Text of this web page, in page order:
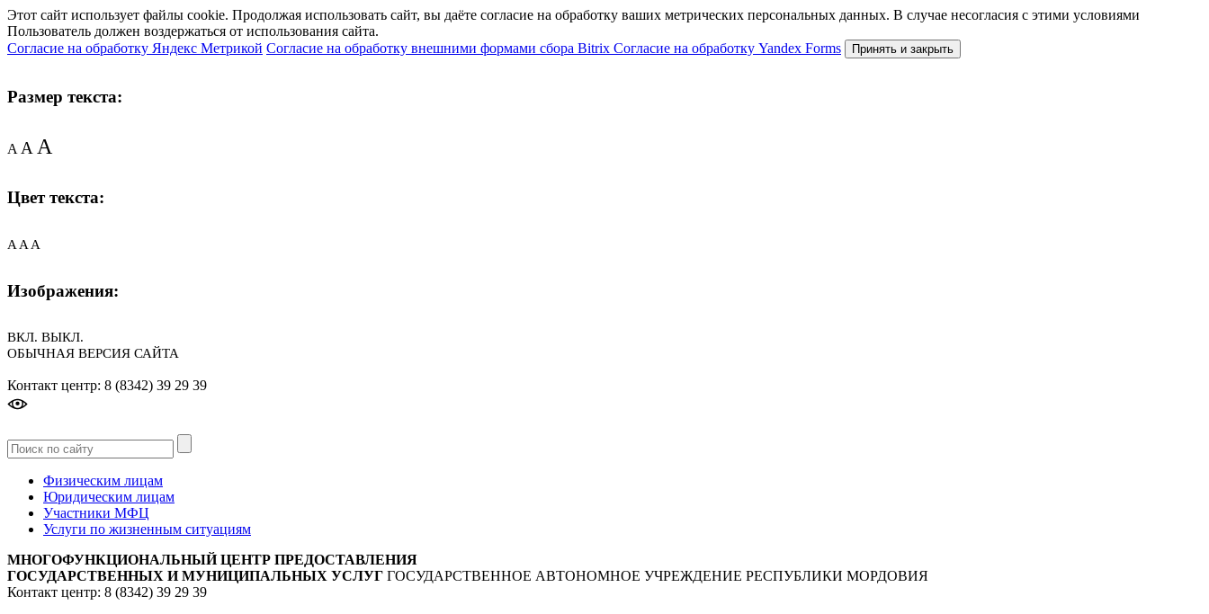
Этот сайт использует файлы cookie. Продолжая использовать сайт, вы даёте согласие на обработку ваших метрических персональных данных. В случае несогласия с этими условиями
Пользователь должен воздержаться от использования сайта.
Согласие на обработку Яндекс Метрикой Согласие на обработку внешними формами сбора Bitrix Согласие на обработку Yandex Forms Принять и закрыть
Размер текста:
AAA
Цвет текста:
A A A
Изображения:
ВКЛ. ВЫКЛ.
ОБЫЧНАЯ ВЕРСИЯ САЙТА
Контакт центр: 8 (8342) 39 29 39
Физическим лицам
Юридическим лицам
Участники МФЦ
Услуги по жизненным ситуациям
МНОГОФУНКЦИОНАЛЬНЫЙ ЦЕНТР ПРЕДОСТАВЛЕНИЯ
ГОСУДАРСТВЕННЫХ И МУНИЦИПАЛЬНЫХ УСЛУГ ГОСУДАРСТВЕННОЕ АВТОНОМНОЕ УЧРЕЖДЕНИЕ РЕСПУБЛИКИ МОРДОВИЯ
Контакт центр: 8 (8342) 39 29 39